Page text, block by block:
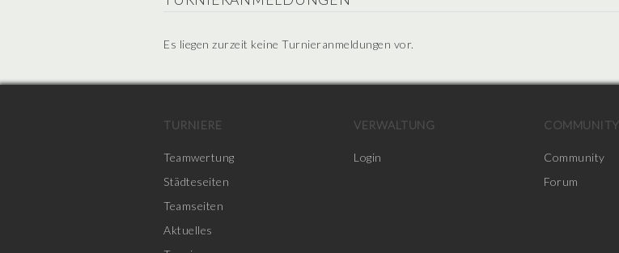
Es liegen zurzeit keine Turnieranmeldungen vor.
TURNIERE
Teamwertung
Städteseiten
Teamseiten
Aktuelles
VERWALTUNG
Login
COMMUNITY
Community
Forum